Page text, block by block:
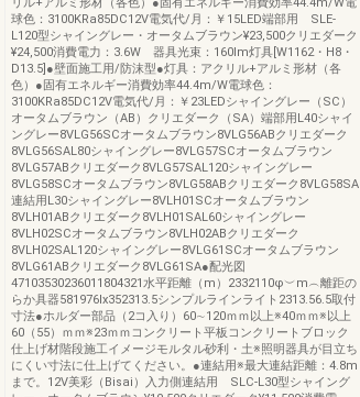
球色：3100KRa85DC12V電気代/月：￥15LED端部用 SLE-
L120型シャイングレー・オータムブラウン¥23,500クリエダーク
¥24,500消費電力：3.6W 器具光束：160lm灯具[W1162・H8・
D13.5]●壁面施工用/防沫型●灯具：アクリル+アルミ形材（各
色）●固有エネルギー消費効率44.4m/W電球色：
3100KRa85DC12V電気代/月：￥23LEDシャイングレー（SC）
オータムブラウン（AB）クリエダーク（SA）端部用L40シャイ
ングレー8VLG56SCオータムブラウン8VLG56ABクリエダーク
8VLG56SAL80シャイングレー8VLG57SCオータムブラウン
8VLG57ABクリエダーク8VLG57SAL120シャイングレー
8VLG58SCオータムブラウン8VLG58ABクリエダーク8VLG58SA
連結用L30シャイングレー8VLH01SCオータムブラウン
8VLH01ABクリエダーク8VLH01SAL60シャイングレー
8VLH02SCオータムブラウン8VLH02ABクリエダーク
8VLH02SAL120シャイングレー8VLG61SCオータムブラウン
8VLG61ABクリエダーク8VLG61SA●配光図
47103530236011804321水平距離（m）2332110φ︶m︵離距の
らか具器581976lx352313.5シンプルラインライト2313.56.5取付
寸法●ホルダー部品（2コ入り）60∼120ｍｍ以上※40ｍｍ※以上
60（55）ｍｍ※23ｍｍコンクリート平板コンクリートブロック
仕上げ材階段施工イメージモルタル砂利・土※照明器具が目立ち
にくい寸法に仕上げてください。●連結用※最大連結距離：4.8m
まで。12V美彩（Bisai）入力側連結用 SLC-L30型シャイング